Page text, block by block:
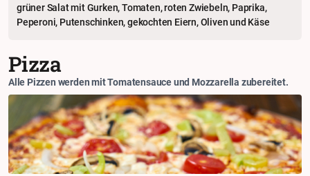
grüner Salat mit Gurken, Tomaten, roten Zwiebeln, Paprika,
Peperoni, Putenschinken, gekochten Eiern, Oliven und Käse
Pizza
Alle Pizzen werden mit Tomatensauce und Mozzarella zubereitet.